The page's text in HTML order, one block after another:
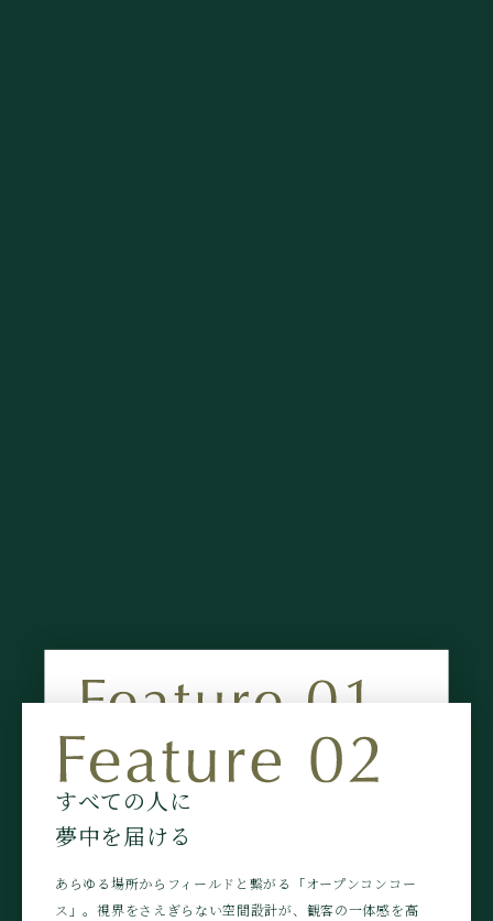
熱狂が、
すぐそこに迫る
約1.5万席を有する日本初の「屋内全天候型ラグビー場」
へ。（※音楽コンサート時、最大収容人数約2.5万人）
宮ラグビー場の精神を継承したフィールドと観客席の圧倒的
な近さや、50m×12mの「大型LEDビジョン」。
すべての人に
夢中を届ける
あらゆる場所からフィールドと繋がる「オープンコンコー
ス」。視界をさえぎらない空間設計が、観客の一体感を高